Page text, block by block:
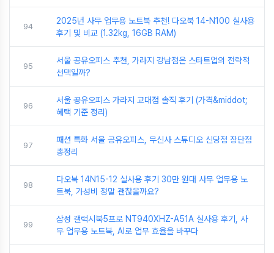
94
2025년 사무 업무용 노트북 추천! 다오북 14-N100 실사용
후기 및 비교 (1.32kg, 16GB RAM)
95
서울 공유오피스 추천, 가라지 강남점은 스타트업의 전략적
선택일까?
96
서울 공유오피스 가라지 교대점 솔직 후기 (가격&middot;
혜택 기준 정리)
97
패션 특화 서울 공유오피스, 무신사 스튜디오 신당점 장단점
총정리
98
다오북 14N15-12 실사용 후기 30만 원대 사무 업무용 노
트북, 가성비 정말 괜찮을까요?
99
삼성 갤럭시북5프로 NT940XHZ-A51A 실사용 후기, 사
무 업무용 노트북, AI로 업무 효율을 바꾸다